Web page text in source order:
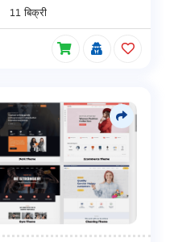
11 बिक्री